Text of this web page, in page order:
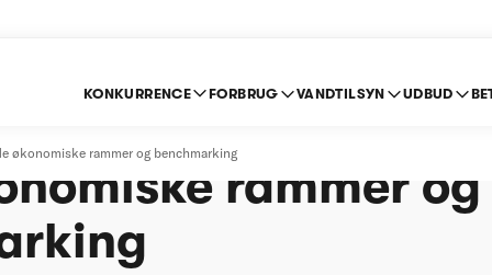
KONKURRENCE FORBRUG VANDTILSYN UDBUD
økonomiske rammer og benchmarking
rammer og